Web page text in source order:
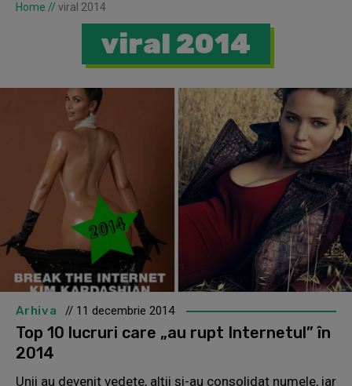
Home // viral 2014
viral 2014
Arhiva // 11 decembrie 2014
Top 10 lucruri care „au rupt Internetul” în
2014
Unii au devenit vedete, alţii şi-au consolidat numele, iar